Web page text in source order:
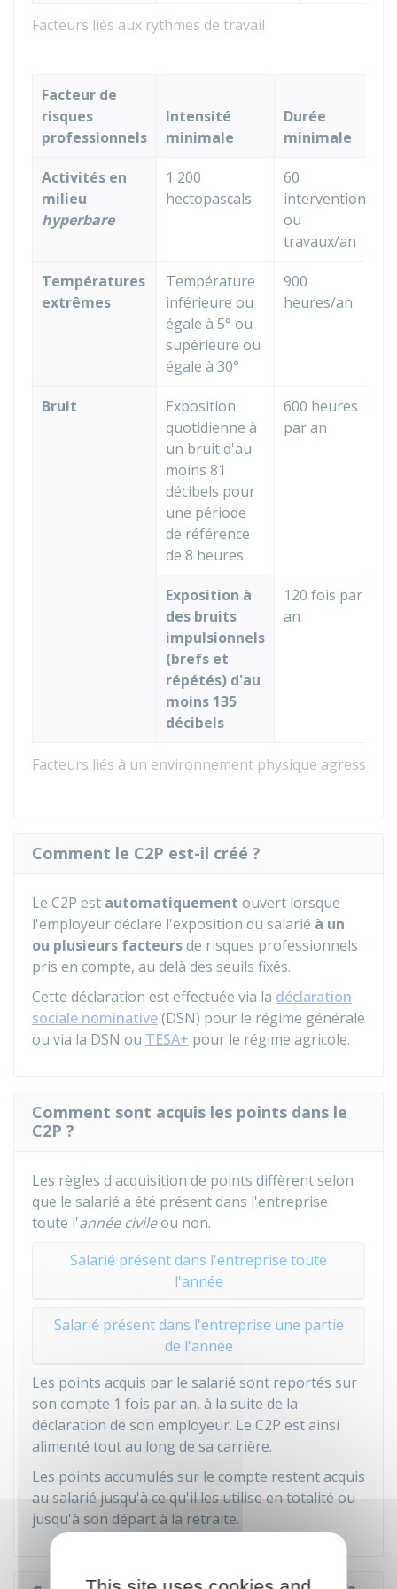
Facteurs liés aux rythmes de travail
Facteurs liés à un environnement physique agressif
Facteur de
risques
professionnels
Intensité
minimale
Durée
minimale
Activités en
milieu
hyperbare
1 200
hectopascals
60
interventions
ou
travaux/an
Températures
extrêmes
Température
inférieure ou
égale à 5° ou
supérieure ou
égale à 30°
900
heures/an
Bruit
Exposition
quotidienne à
un bruit d'au
moins 81
décibels pour
une période
de référence
de 8 heures
600 heures
par an
Exposition à
des bruits
impulsionnels
(brefs et
répétés) d'au
moins 135
décibels
120 fois par
an
Comment le C2P est-il créé ?
Le C2P est automatiquement ouvert lorsque
l'employeur déclare l'exposition du salarié à un
ou plusieurs facteursde risques professionnels
pris en compte, au delà des seuils fixés.
Cette déclaration est effectuée via la déclaration
sociale nominative(DSN) pour le régime générale
ou via la DSN ou TESA+ pour le régime agricole.
Comment sont acquis les points dans le
C2P ?
Les règles d'acquisition de points diffèrent selon
que le salarié a été présent dans l'entreprise
toute l'année civileou non.
Salarié présent dans l'entreprise toute
l'année
Salarié présent dans l'entreprise une partie
de l'année
Les points acquis par le salarié sont reportés sur
son compte 1 fois par an, à la suite de la
déclaration de son employeur. Le C2P est ainsi
alimenté tout au long de sa carrière.
Les points accumulés sur le compte restent acquis
au salarié jusqu'à ce qu'il les utilise en totalité ou
jusqu'à son départ à la retraite.